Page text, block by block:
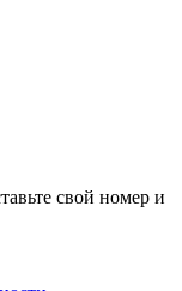
свой номер и